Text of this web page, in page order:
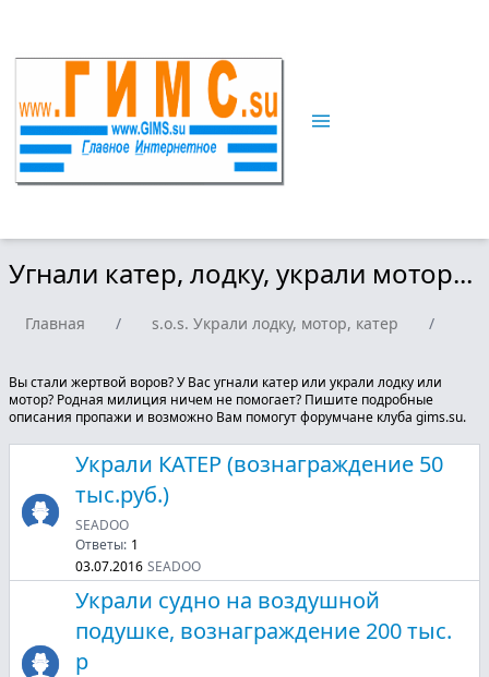
Угнали катер, лодку, украли мотор...
Главная / s.o.s. Украли лодку, мотор, катер /
Вы стали жертвой воров? У Вас угнали катер или украли лодку или
мотор? Родная милиция ничем не помогает? Пишите подробные
описания пропажи и возможно Вам помогут форумчане клуба gims.su.
Украли КАТЕР (вознаграждение 50
тыс.руб.)
SEADOO
Ответы: 1
03.07.2016 SEADOO
Украли судно на воздушной
подушке, вознаграждение 200 тыс.
р